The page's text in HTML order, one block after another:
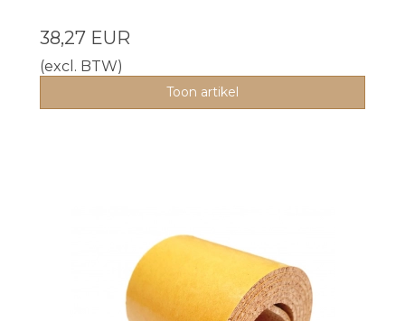
38,27 EUR
(excl. BTW)
Toon artikel